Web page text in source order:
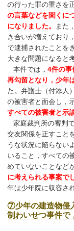
の行った罪の重さを
の言葉などを聞くに
になりました。
また
き合いが増えており
で逮捕されたことを
大きな問題になると
本件では， 4件の事
再勾留となり，少年
た。弁護士（付添人
の被害者と面会し，
すべての被害者と示
家庭裁判所の審判
交友関係を正すこと
うな状況に陥らない
いること，すべての
めていないことなど
に考えられる事案で
年は少年院に収容さ
⑦少年の建造物侵
制わいせつ事件で